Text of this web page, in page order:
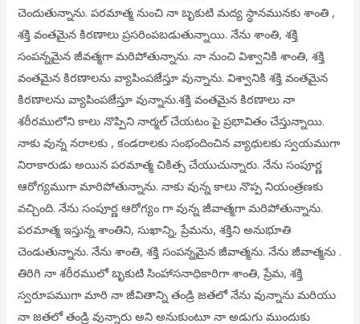
చెందుతున్నాను. పరమాత్మ నుంచి నా బృకుటి మద్య స్థానమునకు శాంతి ,
శక్తి వంతమైన కిరణాలు ప్రసరింపబడుతున్నాయి. నేను శాంతి, శక్తి
సంపన్నమైన జీవత్మగా మరిపోతున్నాను. నా నుంచి విశ్వానికి శాంతి, శక్తి
వంతమైన కిరణాలను వ్యాపింపజేస్తూ వున్నాను. విశ్వానికి శక్తి వంతమైన
కిరణాలను వ్యాపింపజేస్తూ వున్నాను.శక్తి వంతమైన కిరణాలు నా
శరీరములోని కాలు నొప్పిని నార్మల్ చేయటం పై ప్రభావితం చేస్తున్నాయి.
నాకు వున్న నరాలకు , కండరాలకు సంభందించిన వ్యాధులకు స్వయముగా
నిరాకారుడు అయిన పరమాత్మ చికిత్స చేయుచున్నారు. నేను సంపూర్ణ
ఆరోగ్యముగా మారిపోతున్నాను. నాకు వున్న కాలు నొప్ప నియంత్రణకు
వచ్చింది. నేను సంపూర్ణ ఆరోగ్యం గా వున్న జీవాత్మగా మరిపోతున్నాను.
పరమాత్మ ఇస్తున్న శాంతిని, సుఖాన్ని, ప్రేమను, శక్తిని అనుభూతి
చెండుతున్నాను. నేను శాంతి, శక్తి సంపన్నమైన జీవాత్మను. నేను జీవాత్మను .
తిరిగి నా శరీరములో బృకుటి సింహాసనాధికారిగా శాంతి, ప్రేమ, శక్తి
స్వరూపముగా మారి నా జీవితాన్ని తండ్రి జతలో నేను వున్నాను మరియు
నా జతలో తండ్రి వున్నారు అని అనుకుంటూ నా అడుగు ముందుకు